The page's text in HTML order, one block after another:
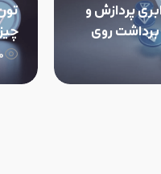
ظرفیت‌ ۱۵ برابری پردازش و
روی